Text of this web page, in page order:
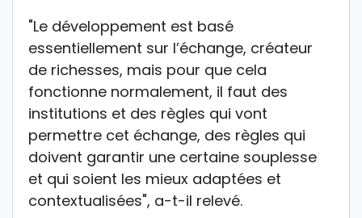
"Le développement est basé
essentiellement sur l’échange, créateur
de richesses, mais pour que cela
fonctionne normalement, il faut des
institutions et des règles qui vont
permettre cet échange, des règles qui
doivent garantir une certaine souplesse
et qui soient les mieux adaptées et
contextualisées", a-t-il relevé.